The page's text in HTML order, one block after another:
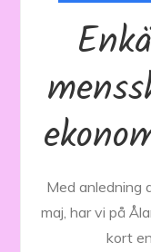
Med anledning
maj, har vi på
kort